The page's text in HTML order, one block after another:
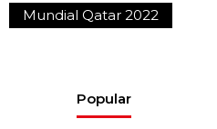
Mundial Qatar 2022
Popular